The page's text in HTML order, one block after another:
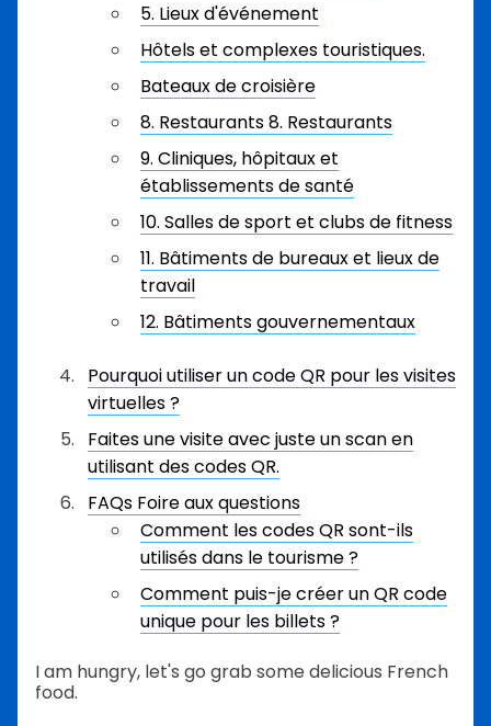
5. Lieux d'événement
Hôtels et complexes touristiques.
Bateaux de croisière
8. Restaurants 8. Restaurants
9. Cliniques, hôpitaux et
établissements de santé
10. Salles de sport et clubs de fitness
11. Bâtiments de bureaux et lieux de
travail
12. Bâtiments gouvernementaux
Pourquoi utiliser un code QR pour les visites
virtuelles ?
Faites une visite avec juste un scan en
utilisant des codes QR.
FAQs Foire aux questions
Comment les codes QR sont-ils
utilisés dans le tourisme ?
Comment puis-je créer un QR code
unique pour les billets ?
I am hungry, let's go grab some delicious French
food.